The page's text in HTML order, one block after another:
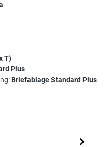
T)
Plus
Briefablage Standard Plus